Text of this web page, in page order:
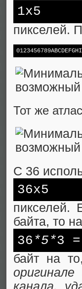
1x5
пикселей.
Тот же
С 36
36х5
пикселей.
байта, то
36 *5*3
байт на